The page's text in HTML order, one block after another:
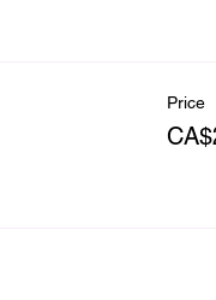
Price